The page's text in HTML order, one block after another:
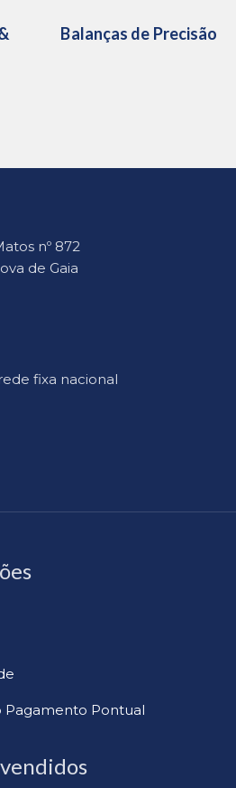
Balanças de Precisão
nº 872
de Gaia
fixa nacional